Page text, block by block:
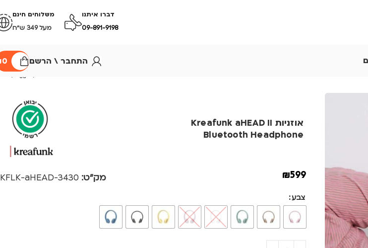
דברו איתנו
09-891-9198
משלוחים חינם
מעל 349 ש״ח
התחבר \ הרשם 0
אוזניות Kreafunk aHEAD II
Bluetooth Headphone
₪599 מק"ט: 3430-KFLK-aHEAD
צבע